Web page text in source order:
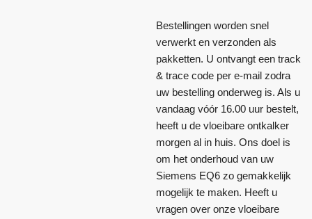
Bestellingen worden snel
verwerkt en verzonden als
pakketten. U ontvangt een track
& trace code per e-mail zodra
uw bestelling onderweg is. Als u
vandaag vóór 16.00 uur bestelt,
heeft u de vloeibare ontkalker
morgen al in huis. Ons doel is
om het onderhoud van uw
Siemens EQ6 zo gemakkelijk
mogelijk te maken. Heeft u
vragen over onze vloeibare